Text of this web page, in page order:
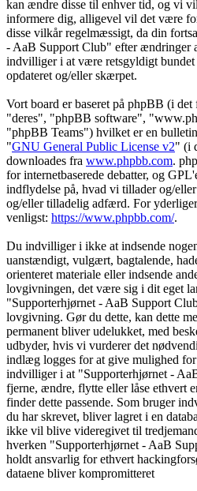
kan ændre disse til enhver tid, og vi
informere dig, alligevel vil det være
disse vilkår regelmæssigt, da din
- AaB Support Club" efter ændringer
indvilliger i at være retsgyldigt bundet
opdateret og/eller skærpet.
Vort board er baseret på phpBB (i
"deres", "phpBB software",
"phpBB Teams") hvilket er en
"GNU General Public License v2" (i
downloades fra www.phpbb.com.
for internetbaserede debatter, og
indflydelse på, hvad vi tillader og/
og/eller tilladelig adfærd. For
venligst: https://www.phpbb.com/.
Du indvilliger i ikke at indsende
uanstændigt, vulgært, bagtalende,
orienteret materiale eller indsende
lovgivningen, det være sig i dit eget
"Supporterhjørnet - AaB Support
lovgivning. Gør du dette, kan dette
permanent bliver udelukket, med
udbyder, hvis vi vurderer det
indlæg logges for at give mulighed
indvilliger i at "Supporterhjørnet -
fjerne, ændre, flytte eller låse ethvert
finder dette passende. Som bruger
du har skrevet, bliver lagret i en
ikke vil blive videregivet til
hverken "Supporterhjørnet - AaB
holdt ansvarlig for ethvert
dataene bliver kompromitteret